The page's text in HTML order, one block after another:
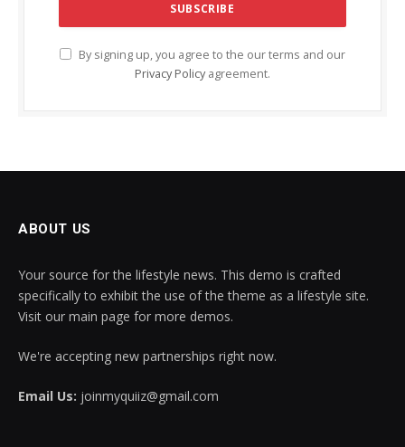
By signing up, you agree to the our terms and our
Privacy Policy agreement.
ABOUT US
Your source for the lifestyle news. This demo is crafted
specifically to exhibit the use of the theme as a lifestyle site.
Visit our main page for more demos.
We're accepting new partnerships right now.
Email Us: joinmyquiiz@gmail.com